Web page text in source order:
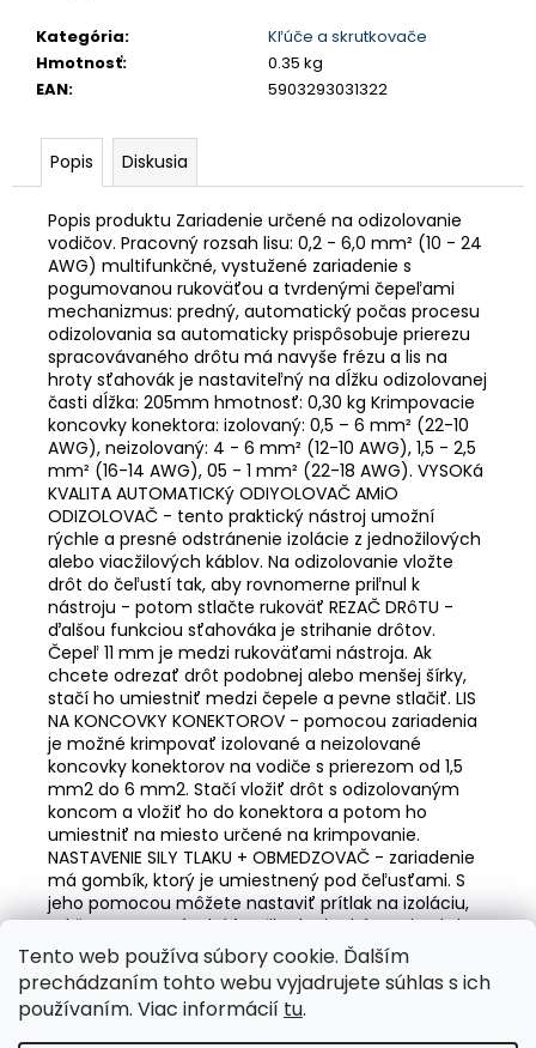
Tento web používa súbory cookie. Ďalším
prechádzaním tohto webu vyjadrujete súhlas s ich
používaním. Viac informácií tu.
Kategória:
Kľúče a skrutkovače
Hmotnosť:
0.35 kg
EAN: 5903293031322
Popis Diskusia
Popis produktu Zariadenie určené na odizolovanie
vodičov. Pracovný rozsah lisu: 0,2 - 6,0 mm² (10 - 24
AWG) multifunkčné, vystužené zariadenie s
pogumovanou rukoväťou a tvrdenými čepeľami
mechanizmus: predný, automatický počas procesu
odizolovania sa automaticky prispôsobuje prierezu
spracovávaného drôtu má navyše frézu a lis na
hroty sťahovák je nastaviteľný na dĺžku odizolovanej
časti dĺžka: 205mm hmotnosť: 0,30 kg Krimpovacie
koncovky konektora: izolovaný: 0,5 – 6 mm² (22-10
AWG), neizolovaný: 4 - 6 mm² (12-10 AWG), 1,5 - 2,5
mm² (16-14 AWG), 05 - 1 mm² (22-18 AWG). VYSOKá
KVALITA AUTOMATICKý ODIYOLOVAČ AMiO
ODIZOLOVAČ - tento praktický nástroj umožní
rýchle a presné odstránenie izolácie z jednožilových
alebo viacžilových káblov. Na odizolovanie vložte
drôt do čeľustí tak, aby rovnomerne priľnul k
nástroju - potom stlačte rukoväť REZAČ DRôTU -
ďalšou funkciou sťahováka je strihanie drôtov.
Čepeľ 11 mm je medzi rukoväťami nástroja. Ak
chcete odrezať drôt podobnej alebo menšej šírky,
stačí ho umiestniť medzi čepele a pevne stlačiť. LIS
NA KONCOVKY KONEKTOROV - pomocou zariadenia
je možné krimpovať izolované a neizolované
koncovky konektorov na vodiče s prierezom od 1,5
mm2 do 6 mm2. Stačí vložiť drôt s odizolovaným
koncom a vložiť ho do konektora a potom ho
umiestniť na miesto určené na krimpovanie.
NASTAVENIE SILY TLAKU + OBMEDZOVAČ - zariadenie
má gombík, ktorý je umiestnený pod čeľusťami. S
jeho pomocou môžete nastaviť prítlak na izoláciu,
takže sa nemusíte báť poškodenia drôtu pri práci.
m
e
ŽIAROVKY
DO
AUTA
FLEX+
H15
6000K
SÉRIA
12V
24V
CANBUS
AMIO-
03666
€62,18
Valentino Rossi eSHOP